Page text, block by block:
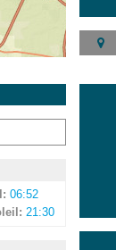
06:52
21:30